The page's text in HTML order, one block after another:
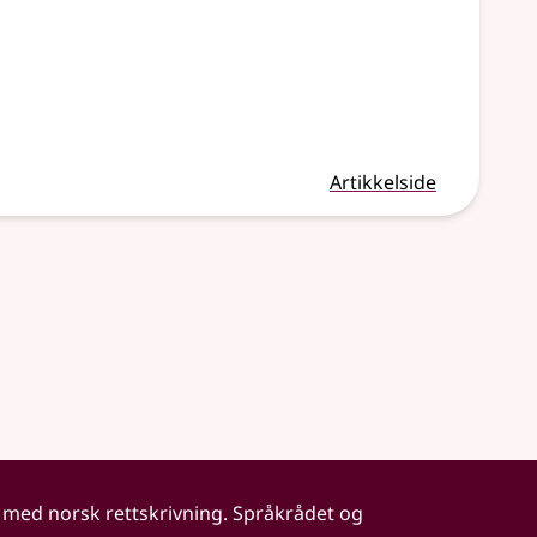
Artikkelside
norsk rettskrivning. Språkrådet og